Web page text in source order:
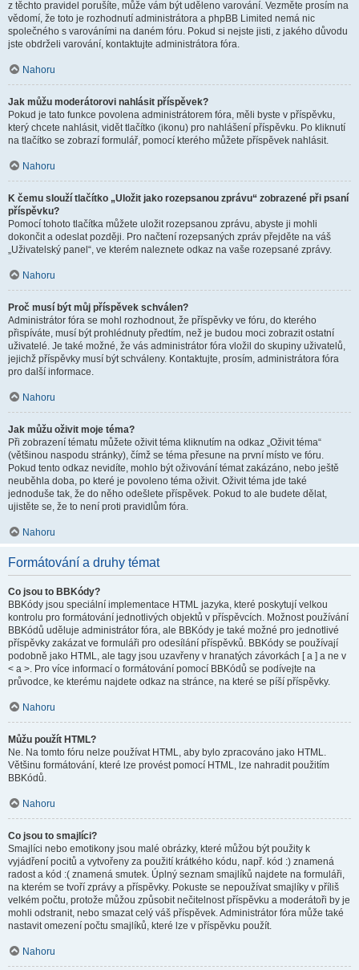
z těchto pravidel porušíte, může vám být uděleno varování. Vezměte prosím na
vědomí, že toto je rozhodnutí administrátora a phpBB Limited nemá nic
společného s varováními na daném fóru. Pokud si nejste jisti, z jakého důvodu
jste obdrželi varování, kontaktujte administrátora fóra.
Nahoru
Jak můžu moderátorovi nahlásit příspěvek?
Pokud je tato funkce povolena administrátorem fóra, měli byste v příspěvku,
který chcete nahlásit, vidět tlačítko (ikonu) pro nahlášení příspěvku. Po kliknutí
na tlačítko se zobrazí formulář, pomocí kterého můžete příspěvek nahlásit.
Nahoru
K čemu slouží tlačítko „Uložit jako rozepsanou zprávu“ zobrazené při psaní
příspěvku?
Pomocí tohoto tlačítka můžete uložit rozepsanou zprávu, abyste ji mohli
dokončit a odeslat později. Pro načtení rozepsaných zpráv přejděte na váš
„Uživatelský panel“, ve kterém naleznete odkaz na vaše rozepsané zprávy.
Nahoru
Proč musí být můj příspěvek schválen?
Administrátor fóra se mohl rozhodnout, že příspěvky ve fóru, do kterého
přispíváte, musí být prohlédnuty předtím, než je budou moci zobrazit ostatní
uživatelé. Je také možné, že vás administrátor fóra vložil do skupiny uživatelů,
jejichž příspěvky musí být schváleny. Kontaktujte, prosím, administrátora fóra
pro další informace.
Nahoru
Jak můžu oživit moje téma?
Při zobrazení tématu můžete oživit téma kliknutím na odkaz „Oživit téma“
(většinou naspodu stránky), čímž se téma přesune na první místo ve fóru.
Pokud tento odkaz nevidíte, mohlo být oživování témat zakázáno, nebo ještě
neuběhla doba, po které je povoleno téma oživit. Oživit téma jde také
jednoduše tak, že do něho odešlete příspěvek. Pokud to ale budete dělat,
ujistěte se, že to není proti pravidlům fóra.
Nahoru
Formátování a druhy témat
Co jsou to BBKódy?
BBKódy jsou speciální implementace HTML jazyka, které poskytují velkou
kontrolu pro formátování jednotlivých objektů v příspěvcích. Možnost používání
BBKódů uděluje administrátor fóra, ale BBKódy je také možné pro jednotlivé
příspěvky zakázat ve formuláři pro odesílání příspěvků. BBKódy se používají
podobně jako HTML, ale tagy jsou uzavřeny v hranatých závorkách [ a ] a ne v
< a >. Pro více informací o formátování pomocí BBKódů se podívejte na
průvodce, ke kterému najdete odkaz na stránce, na které se píší příspěvky.
Nahoru
Můžu použít HTML?
Ne. Na tomto fóru nelze používat HTML, aby bylo zpracováno jako HTML.
Většinu formátování, které lze provést pomocí HTML, lze nahradit použitím
BBKódů.
Nahoru
Co jsou to smajlíci?
Smajlíci nebo emotikony jsou malé obrázky, které můžou být použity k
vyjádření pocitů a vytvořeny za použití krátkého kódu, např. kód :) znamená
radost a kód :( znamená smutek. Úplný seznam smajlíků najdete na formuláři,
na kterém se tvoří zprávy a příspěvky. Pokuste se nepoužívat smajlíky v příliš
velkém počtu, protože můžou způsobit nečitelnost příspěvku a moderátoři by je
mohli odstranit, nebo smazat celý váš příspěvek. Administrátor fóra může také
nastavit omezení počtu smajlíků, které lze v příspěvku použít.
Nahoru